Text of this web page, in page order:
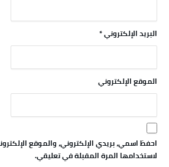
البريد الإلكتروني*
الموقع الإلكتروني
احفظ اسمي، بريدي الإلكتروني، والموقع
لاستخدامها المرة المقبلة في تعليقي.